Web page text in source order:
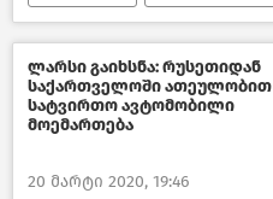
ლარსი გაიხსნა: რუსეთიდან
საქართველოში ათეულობით
სატვირთო ავტომობილი
მოემართება
20 მარტი 2020, 19:46